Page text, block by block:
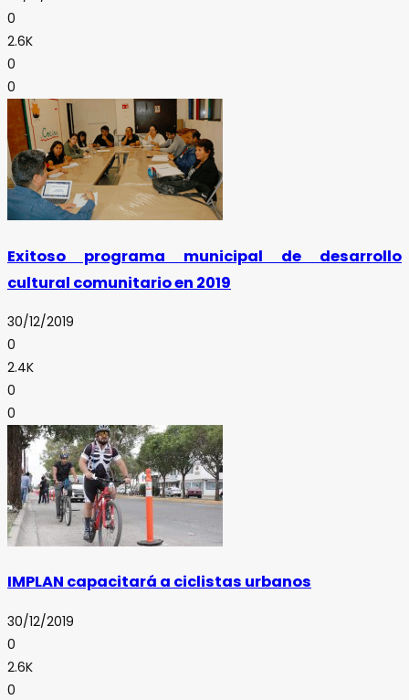
0
2.6K
0
0
Exitoso programa municipal de desarrollo
cultural comunitario en 2019
30/12/2019
0
2.4K
0
0
IMPLAN capacitará a ciclistas urbanos
30/12/2019
0
2.6K
0